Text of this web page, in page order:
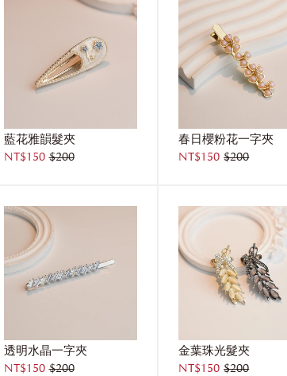
藍花雅韻髮夾
NT$150 $200
春日櫻粉花一字夾
NT$150 $200
透明水晶一字夾
NT$150 $200
金葉珠光髮夾
NT$150 $200